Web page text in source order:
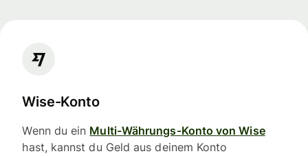
Wise-Konto
Wenn du ein Multi-Währungs-Konto von Wise
hast, kannst du Geld aus deinem Konto